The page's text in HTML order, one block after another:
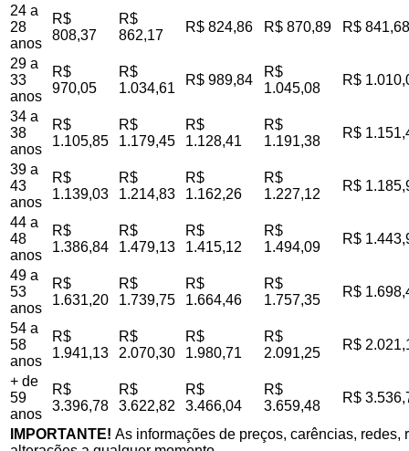
24 a
28
anos
R$
808,37
R$
862,17
R$ 824,86 R$ 870,89 R$ 841,68
29 a
33
anos
R$
970,05
R$
1.034,61
R$ 989,84
R$
1.045,08
R$
34 a
38
anos
R$
1.105,85
R$
1.179,45
R$
1.128,41
R$
1.191,38
R$
39 a
43
anos
R$
1.139,03
R$
1.214,83
R$
1.162,26
R$
1.227,12
R$
44 a
48
anos
R$
1.386,84
R$
1.479,13
R$
1.415,12
R$
1.494,09
R$
49 a
53
anos
R$
1.631,20
R$
1.739,75
R$
1.664,46
R$
1.757,35
R$
54 a
58
anos
R$
1.941,13
R$
2.070,30
R$
1.980,71
R$
2.091,25
R$
+ de
59
anos
R$
3.396,78
R$
3.622,82
R$
3.466,04
R$
3.659,48
R$
IMPORTANTE! As informações de preços, carências,